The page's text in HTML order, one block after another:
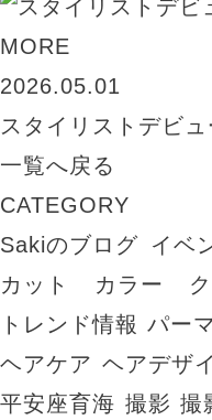
MORE
2026.05.01
スタイリストデビュ
一覧へ戻る
CATEGORY
Sakiのブログ イベ
カット
カラー
トレンド情報 パーマ
ヘアケア ヘアデザ
平安座育海 撮影 撮